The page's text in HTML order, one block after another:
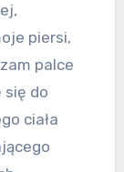
piersi,
palce
się do
ciała